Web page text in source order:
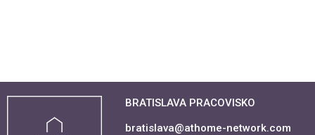
BRATISLAVA PRACOVISKO
bratislava@athome-network.com